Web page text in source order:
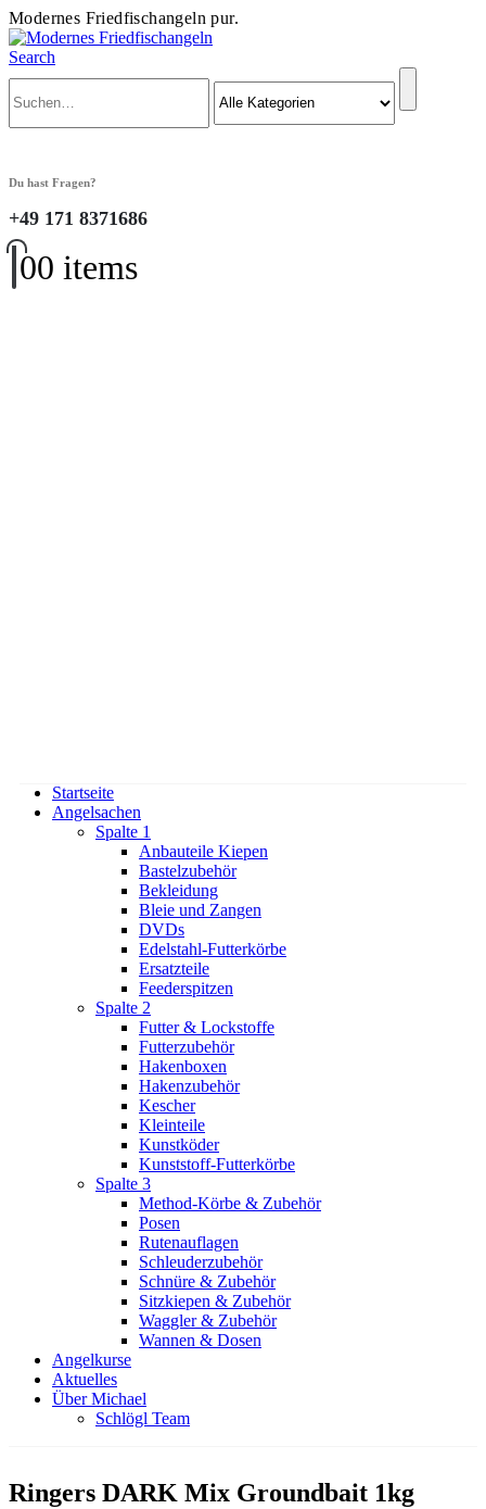
Modernes Friedfischangeln pur.
Search
Du hast Fragen?
+49 171 8371686
00 items
Startseite
Angelsachen
Spalte 1
Anbauteile Kiepen
Bastelzubehör
Bekleidung
Bleie und Zangen
DVDs
Edelstahl-Futterkörbe
Ersatzteile
Feederspitzen
Spalte 2
Futter & Lockstoffe
Futterzubehör
Hakenboxen
Hakenzubehör
Kescher
Kleinteile
Kunstköder
Kunststoff-Futterkörbe
Spalte 3
Method-Körbe & Zubehör
Posen
Rutenauflagen
Schleuderzubehör
Schnüre & Zubehör
Sitzkiepen & Zubehör
Waggler & Zubehör
Wannen & Dosen
Angelkurse
Aktuelles
Über Michael
Schlögl Team
Ringers DARK Mix Groundbait 1kg